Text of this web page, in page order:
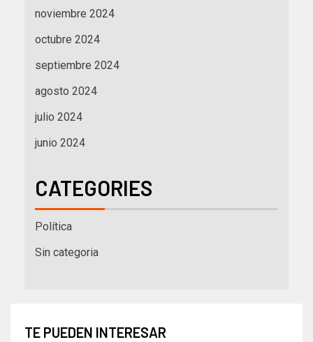
noviembre 2024
octubre 2024
septiembre 2024
agosto 2024
julio 2024
junio 2024
CATEGORIES
Política
Sin categoria
TE PUEDEN INTERESAR